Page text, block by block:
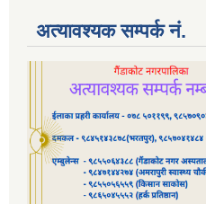
अत्यावश्यक सम्पर्क नं.